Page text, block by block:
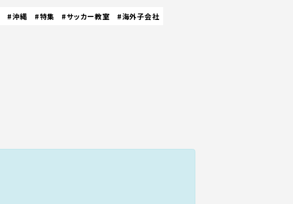
#沖縄 #特集 #サッカー教室
#海外子会社